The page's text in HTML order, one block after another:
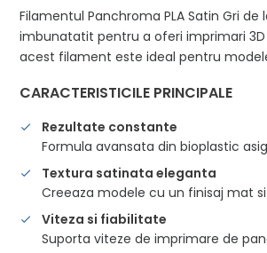
Filamentul Panchroma PLA Satin Gri
imbunatatit pentru a oferi imprimari
acest filament este ideal pentru
CARACTERISTICILE PRINCIPALE
Rezultate constante
Formula avansata din bioplastic
Textura satinata eleganta
Creeaza modele cu un finisaj mat
Viteza si fiabilitate
Suporta viteze de imprimare de